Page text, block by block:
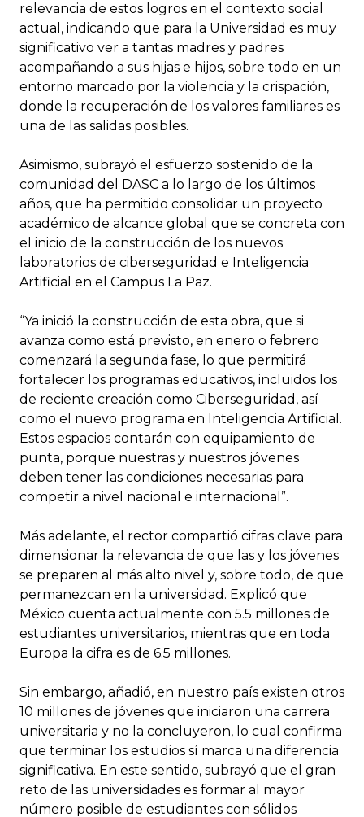
relevancia de estos logros en el contexto social
actual, indicando que para la Universidad es muy
significativo ver a tantas madres y padres
acompañando a sus hijas e hijos, sobre todo en un
entorno marcado por la violencia y la crispación,
donde la recuperación de los valores familiares es
una de las salidas posibles.
Asimismo, subrayó el esfuerzo sostenido de la
comunidad del DASC a lo largo de los últimos
años, que ha permitido consolidar un proyecto
académico de alcance global que se concreta con
el inicio de la construcción de los nuevos
laboratorios de ciberseguridad e Inteligencia
Artificial en el Campus La Paz.
“Ya inició la construcción de esta obra, que si
avanza como está previsto, en enero o febrero
comenzará la segunda fase, lo que permitirá
fortalecer los programas educativos, incluidos los
de reciente creación como Ciberseguridad, así
como el nuevo programa en Inteligencia Artificial.
Estos espacios contarán con equipamiento de
punta, porque nuestras y nuestros jóvenes
deben tener las condiciones necesarias para
competir a nivel nacional e internacional”.
Más adelante, el rector compartió cifras clave para
dimensionar la relevancia de que las y los jóvenes
se preparen al más alto nivel y, sobre todo, de que
permanezcan en la universidad. Explicó que
México cuenta actualmente con 5.5 millones de
estudiantes universitarios, mientras que en toda
Europa la cifra es de 6.5 millones.
Sin embargo, añadió, en nuestro país existen otros
10 millones de jóvenes que iniciaron una carrera
universitaria y no la concluyeron, lo cual confirma
que terminar los estudios sí marca una diferencia
significativa. En este sentido, subrayó que el gran
reto de las universidades es formar al mayor
número posible de estudiantes con sólidos